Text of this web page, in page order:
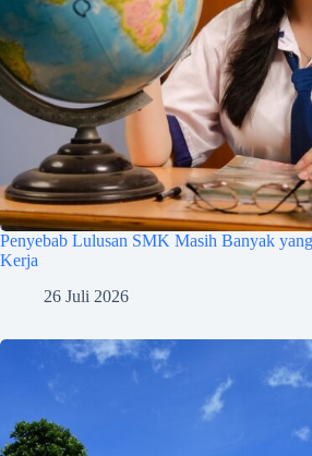
Penyebab Lulusan SMK Masih Banyak
Kerja
26 Juli 2026